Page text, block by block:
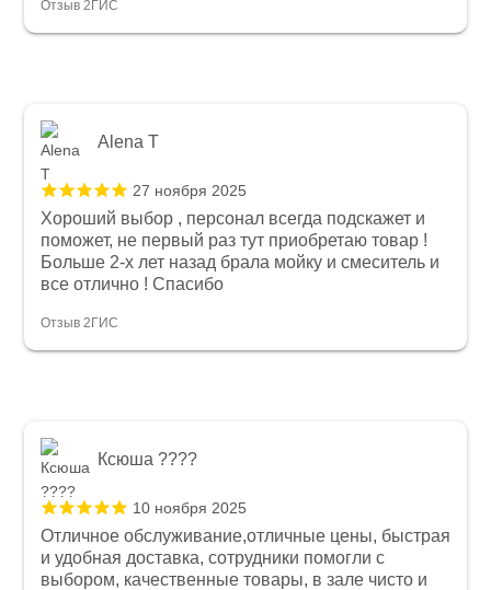
Отзыв 2ГИС
Alena T
27 ноября 2025
Хороший выбор , персонал всегда подскажет и
поможет, не первый раз тут приобретаю товар !
Больше 2-х лет назад брала мойку и смеситель и
все отлично ! Спасибо
Отзыв 2ГИС
Ксюша ????
10 ноября 2025
Отличное обслуживание,отличные цены, быстрая
и удобная доставка, сотрудники помогли с
выбором, качественные товары, в зале чисто и